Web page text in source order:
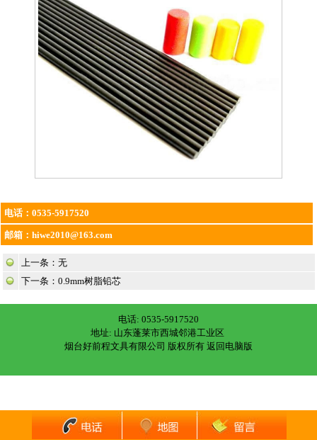
电话： 0535-5917520
邮箱： hiwe2010@163.com
上一条：无
下一条： 0.9mm树脂铅芯
电话: 0535-5917520
地址: 山东蓬莱市西城邻港工业区
烟台好前程文具有限公司 版权所有 返回电脑版